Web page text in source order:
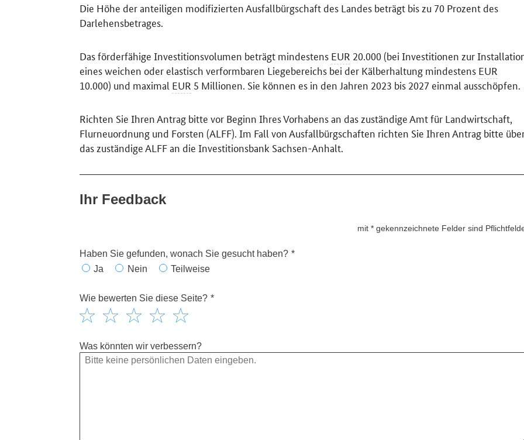
Die Höhe der anteiligen modifizierten Ausfallbürgschaft des Landes beträgt bis zu 70 Prozent des
Darlehensbetrages.
Das förderfähige Investitionsvolumen beträgt mindestens EUR 20.000 (bei Investitionen zur
eines weichen oder elastisch verformbaren Liegebereichs bei der Kälberhaltung mindestens EUR
10.000) und maximal EUR 5 Millionen. Sie können es in den Jahren 2023 bis 2027 einmal ausschöpfen.
Richten Sie Ihren Antrag bitte vor Beginn Ihres Vorhabens an das zuständige Amt für Landwirtschaft,
Flurneuordnung und Forsten (ALFF). Im Fall von Ausfallbürgschaften richten Sie Ihren Antrag bitte
das zuständige ALFF an die Investitionsbank Sachsen-Anhalt.